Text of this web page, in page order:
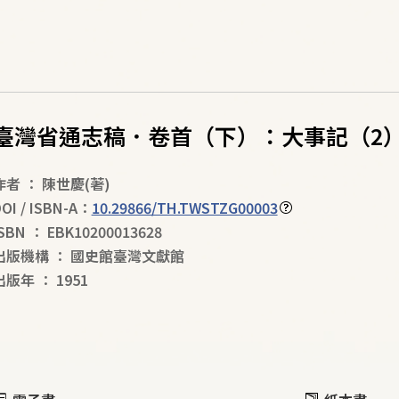
灣省通志稿．卷首（下）：大事記（2
者 ： 陳世慶(著)
/ ISBN-A： 10.29866/TH.TWSTZG00003
： EBK10200013628
版機構 ： 國史館臺灣文獻館
版年 ： 1951